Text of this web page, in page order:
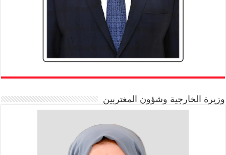
وزيرة الخارجية وشؤون المغتربين